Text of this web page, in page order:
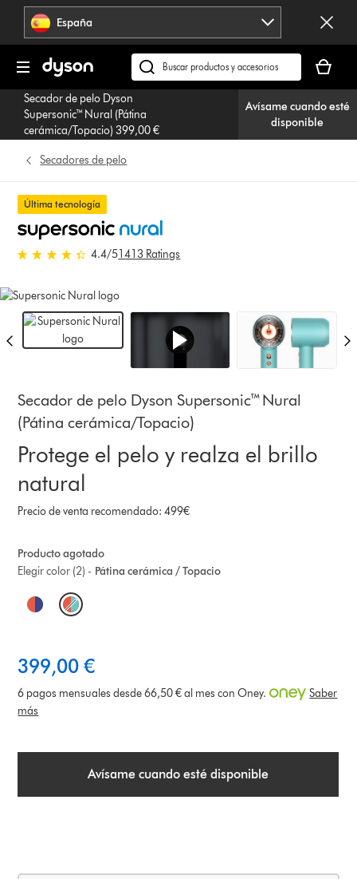
Omitir
navegación España
Buscar
en
dyson.es
cesta
está
vacía
Secador de pelo Dyson
Supersonic™ Nural (Pátina
cerámica/Topacio) 399,00 €
Avísame cuando esté
disponible
Secadores de pelo
Última tecnología
4.4 estrellas de 5 de 1413 Ratings
4.4/51413 Ratings
Secador de pelo Dyson Supersonic™ Nural
(Pátina cerámica/Topacio)
Protege el pelo y realza el brillo
natural
Precio de venta recomendado: 499€
Producto agotado
Pátina cerámica / Topacio
Elegir color (2) -
O
t
i
o
n
399,00 €
6 pagos mensuales desde 66,50 € al mes con Oney.
Saber
más
Avísame cuando esté disponible